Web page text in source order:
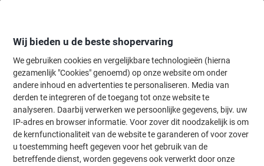
Home Kantoorapparaten & Technologie Kantoormachines & toebehoren
Viking Lamineerhoezen A4 Niet klevend Glanzend 75 (2
x 75 micron) Transparant 100 Stuks
Merk: Viking Productnr.: 3384952
Wij bieden u de beste shopervaring
We gebruiken cookies en vergelijkbare technologieën (hierna
gezamenlijk "Cookies" genoemd) op onze website om onder
andere inhoud en advertenties te personaliseren. Media van
derden te integreren of de toegang tot onze website te
analyseren. Daarbij verwerken we persoonlijke gegevens, bijv. uw
IP-adres en browser informatie. Voor zover dit noodzakelijk is om
de kernfunctionaliteit van de website te garanderen of voor zover
u toestemming heeft gegeven voor het gebruik van de
betreffende dienst, worden gegevens ook verwerkt door onze